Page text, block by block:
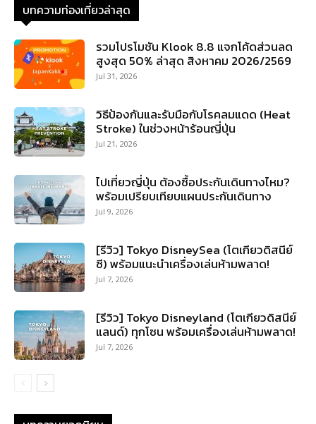
บทความท่องเที่ยวล่าสุด
รวมโปรโมชัน Klook 8.8 แจกโค้ดส่วนลด
สูงสุด 50% ล่าสุด สิงหาคม 2026/2569
Jul 31, 2026
วิธีป้องกันและรับมือกับโรคลมแดด (Heat
Stroke) ในช่วงหน้าร้อนญี่ปุ่น
Jul 21, 2026
ไปเที่ยวญี่ปุ่น ต้องซื้อประกันเดินทางไหม?
พร้อมเปรียบเทียบแผนประกันเดินทาง
Jul 9, 2026
[รีวิว] Tokyo DisneySea (โตเกียวดิสนีย์
ซี) พร้อมแนะนำเครื่องเล่นห้ามพลาด!
Jul 7, 2026
[รีวิว] Tokyo Disneyland (โตเกียวดิสนีย์
แลนด์) ทุกโซน พร้อมเครื่องเล่นห้ามพลาด!
Jul 7, 2026